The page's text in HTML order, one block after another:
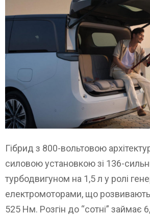
Гібрид з 800-вольтовою
силовою установкою зі 136-
турбодвигуном на 1,5 л у ролі
електромоторами, що розвивають
525 Нм. Розгін до “сотні” займає